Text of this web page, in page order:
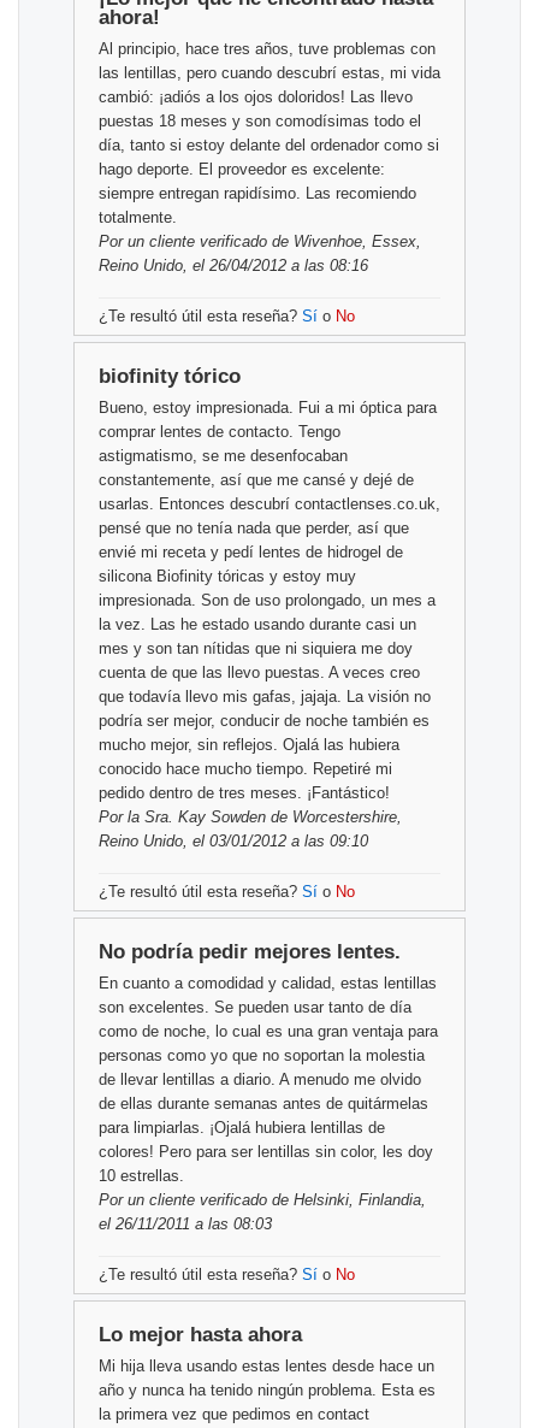
ahora!
Al principio, hace tres años, tuve problemas con
las lentillas, pero cuando descubrí estas, mi vida
cambió: ¡adiós a los ojos doloridos! Las llevo
puestas 18 meses y son comodísimas todo el
día, tanto si estoy delante del ordenador como si
hago deporte. El proveedor es excelente:
siempre entregan rapidísimo. Las recomiendo
totalmente.
Por un cliente verificado de Wivenhoe, Essex,
Reino Unido, el 26/04/2012 a las 08:16
¿Te resultó útil esta reseña? Sí o No
biofinity tórico
Bueno, estoy impresionada. Fui a mi óptica para
comprar lentes de contacto. Tengo
astigmatismo, se me desenfocaban
constantemente, así que me cansé y dejé de
usarlas. Entonces descubrí contactlenses.co.uk,
pensé que no tenía nada que perder, así que
envié mi receta y pedí lentes de hidrogel de
silicona Biofinity tóricas y estoy muy
impresionada. Son de uso prolongado, un mes a
la vez. Las he estado usando durante casi un
mes y son tan nítidas que ni siquiera me doy
cuenta de que las llevo puestas. A veces creo
que todavía llevo mis gafas, jajaja. La visión no
podría ser mejor, conducir de noche también es
mucho mejor, sin reflejos. Ojalá las hubiera
conocido hace mucho tiempo. Repetiré mi
pedido dentro de tres meses. ¡Fantástico!
Por la Sra. Kay Sowden de Worcestershire,
Reino Unido, el 03/01/2012 a las 09:10
¿Te resultó útil esta reseña? Sí o No
No podría pedir mejores lentes.
En cuanto a comodidad y calidad, estas lentillas
son excelentes. Se pueden usar tanto de día
como de noche, lo cual es una gran ventaja para
personas como yo que no soportan la molestia
de llevar lentillas a diario. A menudo me olvido
de ellas durante semanas antes de quitármelas
para limpiarlas. ¡Ojalá hubiera lentillas de
colores! Pero para ser lentillas sin color, les doy
10 estrellas.
Por un cliente verificado de Helsinki, Finlandia,
el 26/11/2011 a las 08:03
¿Te resultó útil esta reseña? Sí o No
Lo mejor hasta ahora
Mi hija lleva usando estas lentes desde hace un
año y nunca ha tenido ningún problema. Esta es
la primera vez que pedimos en contact